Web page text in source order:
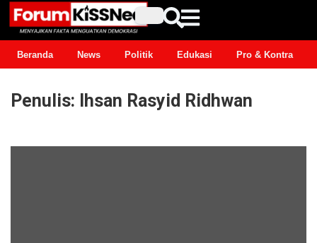
Beranda News Politik Edukasi Pro & Kontra
Penulis: Ihsan Rasyid Ridhwan